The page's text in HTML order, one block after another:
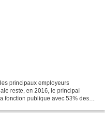
principaux employeurs
reste, en 2016, le principal
fonction publique avec 53% des